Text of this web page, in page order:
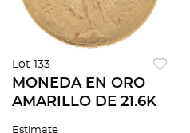
Lot 133
MONEDA EN ORO
AMARILLO DE 21.6K
Estimate